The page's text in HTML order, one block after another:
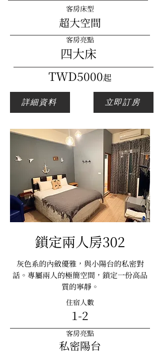
客房床型
超大空間
客房亮點
四大床
​TWD5000起
詳細資料 立即訂房
鎖定兩人房302
灰色系的內斂優雅，與小陽台的私密對
話。專屬兩人的極簡空間，鎖定一份高品
質的寧靜。
住宿人數
1-2
客房亮點
私密陽台